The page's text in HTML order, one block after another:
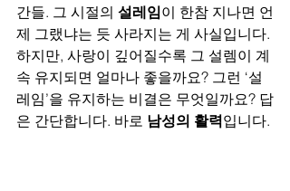
간들. 그 시절의 설레임이 한참 지나면 언
제 그랬냐는 듯 사라지는 게 사실입니다.
하지만, 사랑이 깊어질수록 그 설렘이 계
속 유지되면 얼마나 좋을까요? 그런 ‘설
레임’을 유지하는 비결은 무엇일까요? 답
은 간단합니다. 바로 남성의 활력입니다.